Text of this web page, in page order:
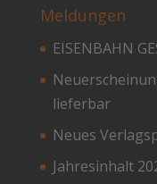
Meldungen
EISENBAHN
lieferbar
Neues
Jahresinhalt